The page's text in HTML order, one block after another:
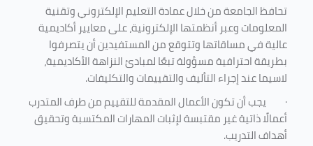
تحافظ الجامعة من خلال عمادة التعليم الإلكتروني وتقنية
المعلومات وعبر أنظمتها الإلكترونية، على معايير أكاديمية
عالية في مساقاتها وتتوقع من المستفيدين أن يتصرفوا
بطريقة احترافية مسؤولة تبعًا لمبادئ النزاهة الأكاديمية،
لاسيما عند إجراء التأليف والتقييمات والتكليفات.
· يجب أن تكون الأعمال المقدمة للتقييم من طرف المتدرب
أعمالًا ذاتية غير مقتبسة لإثبات المهارات المكتسبة وتحقيق
أهداف التدريب.